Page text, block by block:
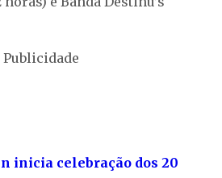
Publicidade
inicia celebração dos 20